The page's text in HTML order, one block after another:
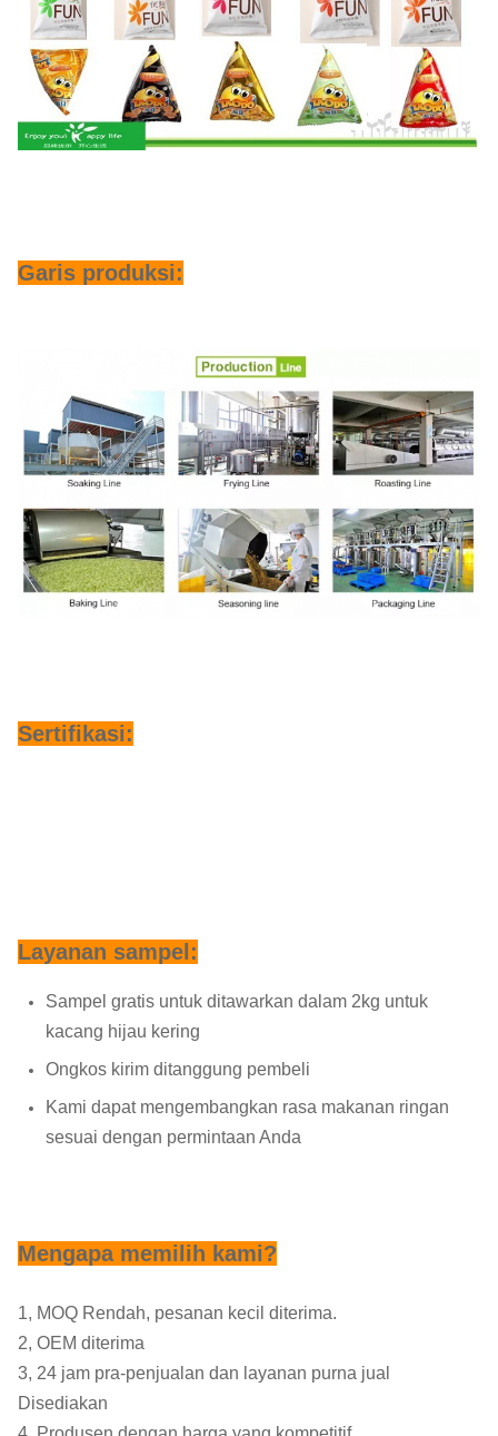
Garis produksi:
Sertifikasi:
Layanan sampel:
Sampel gratis untuk ditawarkan dalam 2kg untuk
kacang hijau kering
Ongkos kirim ditanggung pembeli
Kami dapat mengembangkan rasa makanan ringan
sesuai dengan permintaan Anda
Mengapa memilih kami?
1, MOQ Rendah, pesanan kecil diterima.
2, OEM diterima
3, 24 jam pra-penjualan dan layanan purna jual
Disediakan